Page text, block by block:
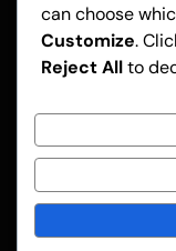
私た
Pubnews -
can choose
Customize.
Reject Allto